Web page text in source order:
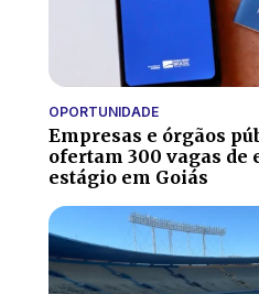
OPORTUNIDADE
Empresas e órgãos
ofertam 300 vagas de
estágio em Goiás